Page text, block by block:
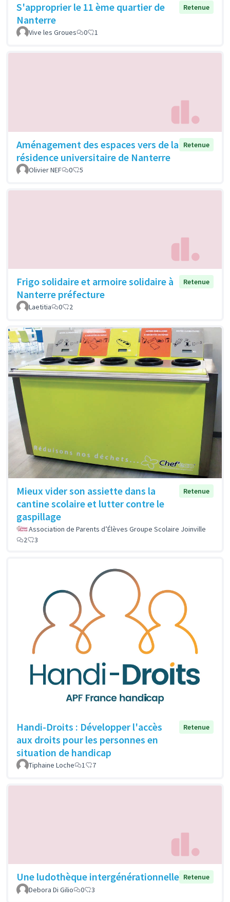
S'approprier le 11 ème quartier de
Nanterre
Retenue
Vive les Groues 0 1
Aménagement des espaces vers de la
résidence universitaire de Nanterre
Retenue
Olivier NEF 0 5
Frigo solidaire et armoire solidaire à
Nanterre préfecture
Retenue
Laetitia 0 2
Mieux vider son assiette dans la
cantine scolaire et lutter contre le
gaspillage
Retenue
Association de Parents d’Élèves Groupe Scolaire Joinville
2
3
Handi-Droits : Développer l'accès
aux droits pour les personnes en
situation de handicap
Retenue
Tiphaine Loche 1 7
Une ludothèque intergénérationnelle Retenue
Debora Di Gilio
0 3